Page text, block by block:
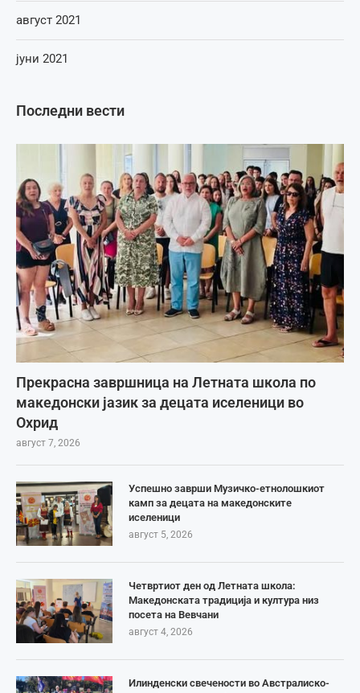
Последни вести
Прекрасна завршница на Летната школа по
македонски јазик за децата иселеници во
Охрид
август 7, 2026
Успешно заврши Музичко-етнолошкиот
камп за децата на македонските
иселеници
август 5, 2026
Четвртиот ден од Летната школа:
Македонската традиција и култура низ
посета на Вевчани
август 4, 2026
Илинденски свечености во Австралиско-
август 2021
јуни 2021